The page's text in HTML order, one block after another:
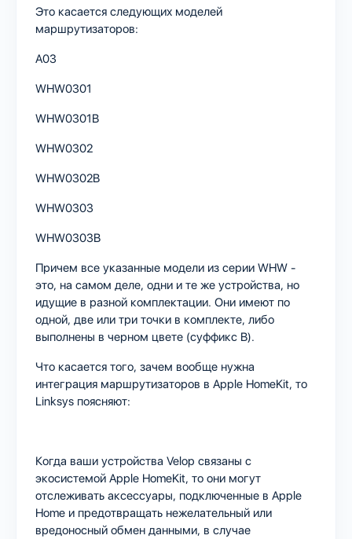
Это касается следующих моделей
маршрутизаторов:
A03
WHW0301
WHW0301B
WHW0302
WHW0302B
WHW0303
WHW0303B
Причем все указанные модели из серии WHW -
это, на самом деле, одни и те же устройства, но
идущие в разной комплектации. Они имеют по
одной, две или три точки в комплекте, либо
выполнены в черном цвете (суффикс B).
Что касается того, зачем вообще нужна
интеграция маршрутизаторов в Apple HomeKit, то
Linksys поясняют:
Когда ваши устройства Velop связаны с
экосистемой Apple HomeKit, то они могут
отслеживать аксессуары, подключенные в Apple
Home и предотвращать нежелательный или
вредоносный обмен данными, в случае